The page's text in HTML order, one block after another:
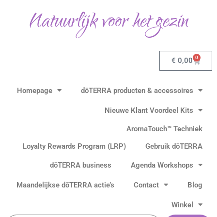
Natuurlijk voor het gezin
€ 0,00 0
Homepage dōTERRA producten & accessoires
Nieuwe Klant Voordeel Kits
AromaTouch™ Techniek
Loyalty Rewards Program (LRP)
Gebruik dōTERRA
dōTERRA business Agenda Workshops
Maandelijkse dōTERRA actie’s Contact Blog
Winkel